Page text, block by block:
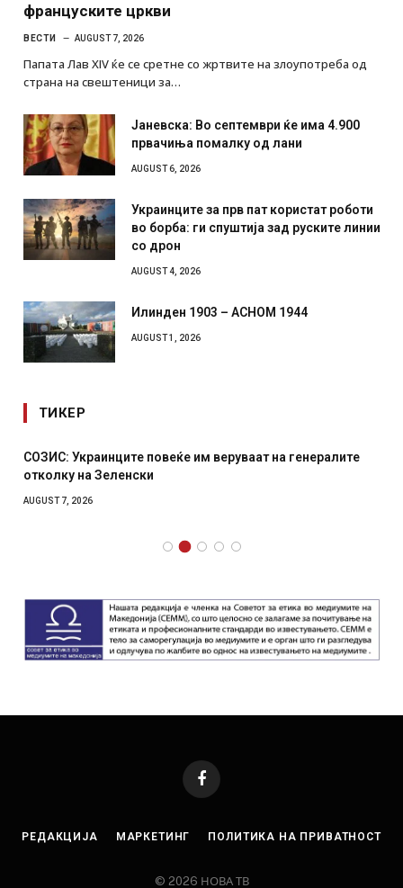
француските цркви
ВЕСТИ AUGUST 7, 2026
Папата Лав XIV ќе се сретне со жртвите на злоупотреба од
страна на свештеници за…
Јаневска: Во септември ќе има 4.900
првачиња помалку од лани
AUGUST 6, 2026
Украинците за прв пат користат роботи
во борба: ги спуштија зад руските линии
со дрон
AUGUST 4, 2026
Илинден 1903 – АСНОМ 1944
AUGUST 1, 2026
ТИКЕР
СОЗИС: Украинците повеќе им веруваат на генералите
отколку на Зеленски
AUGUST 7, 2026
Facebook
РЕДАКЦИЈА МАРКЕТИНГ ПОЛИТИКА НА ПРИВАТНОСТ
© 2026 НОВА ТВ